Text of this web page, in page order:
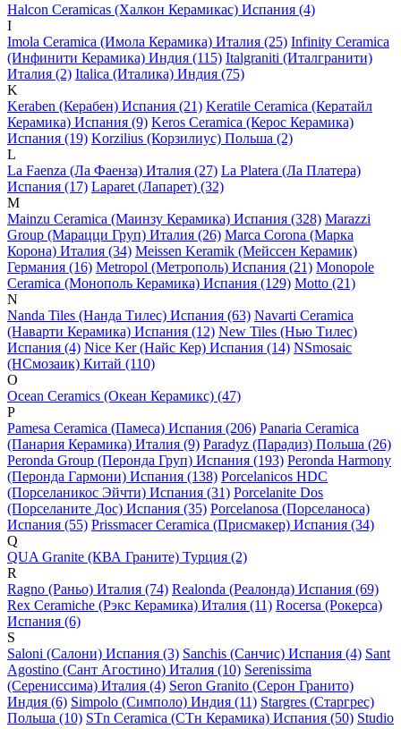
Halcon Ceramicas (Халкон Керамикас) Испания (4)
I
Imola Ceramica (Имола Керамика) Италия (25) Infinity Ceramica
(Инфинити Керамика) Индия (115) Italgraniti (Италгранити)
Италия (2) Italica (Италика) Индия (75)
K
Keraben (Керабен) Испания (21) Keratile Ceramica (Кератайл
Керамика) Испания (9) Keros Ceramica (Керос Керамика)
Испания (19) Korzilius (Корзилиус) Польша (2)
L
La Faenza (Ла Фаенза) Италия (27) La Platera (Ла Платера)
Испания (17) Laparet (Лапарет) (32)
M
Mainzu Ceramica (Маинзу Керамика) Испания (328) Marazzi
Group (Марацци Груп) Италия (26) Marca Corona (Марка
Корона) Италия (34) Meissen Keramik (Мейсcен Керамик)
Германия (16) Metropol (Метрополь) Испания (21) Monopole
Ceramica (Монополь Керамика) Испания (129) Motto (21)
N
Nanda Tiles (Нанда Тилес) Испания (63) Navarti Ceramica
(Наварти Керамика) Испания (12) New Tiles (Нью Тилес)
Испания (4) Nice Ker (Найс Кер) Испания (14) NSmosaic
(НСмозаик) Китай (110)
O
Ocean Ceramics (Океан Керамикс) (47)
P
Pamesa Ceramica (Памеса) Испания (206) Panaria Ceramica
(Панария Керамика) Италия (9) Paradyz (Парадиз) Польша (26)
Peronda Group (Перонда Груп) Испания (193) Peronda Harmony
(Перонда Гармони) Испания (138) Porcelanicos HDC
(Порселаникос Эйчти) Испания (31) Porcelanite Dos
(Порселаните Дос) Испания (35) Porcelanosa (Порселаноса)
Испания (55) Prissmacer Ceramica (Присмакер) Испания (34)
Q
QUA Granite (КВА Граните) Турция (2)
R
Ragno (Раньо) Италия (74) Realonda (Реалонда) Испания (69)
Rex Ceramiche (Рэкс Керамика) Италия (11) Rocersa (Рокерса)
Испания (6)
S
Saloni (Салони) Испания (3) Sanchis (Санчис) Испания (4) Sant
Agostino (Сант Агостино) Италия (10) Serenissima
(Серениссима) Италия (4) Seron Granito (Серон Гранито)
Индия (6) Simpolo (Симполо) Индия (11) Stargres (Старгрес)
Польша (10) STn Ceramica (СТн Керамика) Испания (50) Studio